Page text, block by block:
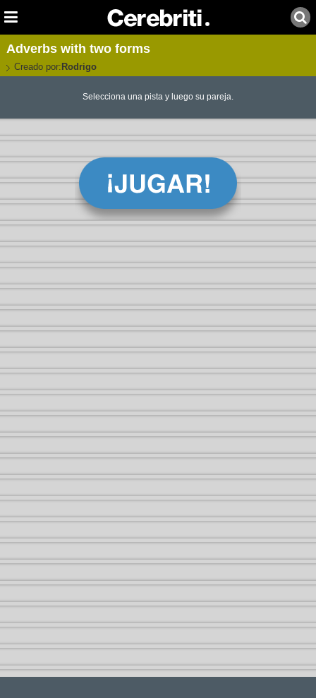
Adverbs with two forms
Creado por: Rodrigo
Selecciona una pista y luego su pareja.